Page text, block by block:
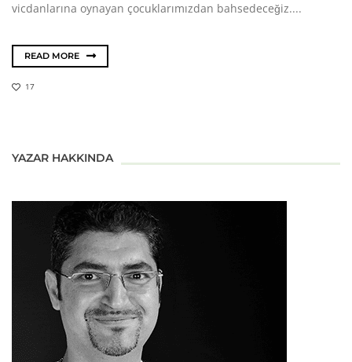
vicdanlarına oynayan çocuklarımızdan bahsedeceğiz....
READ MORE
17
YAZAR HAKKINDA